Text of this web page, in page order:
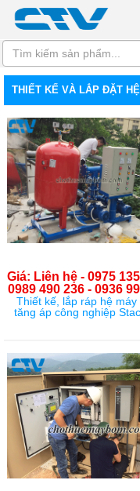
THIẾT KẾ VÀ LẮP ĐẶT
Giá: Liên hệ - 0975
0989 490 236 - 0936
Thiết kế, lắp ráp hệ máy
tăng áp công nghiệp